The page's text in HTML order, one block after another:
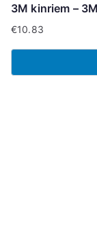
3M kinriem –
€10.83